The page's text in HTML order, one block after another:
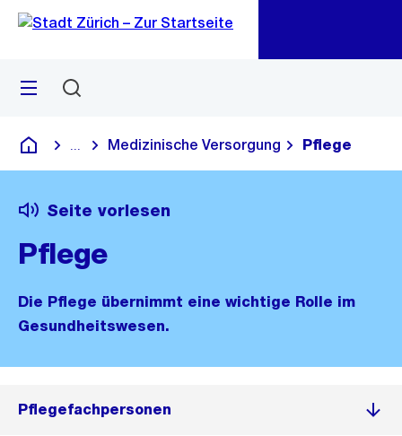
Navigation
Sprunglink
Menü
Deutsch
Blende alle Breadcrumbs ein
Medizinische Versorgung Pflege
Seite vorlesen
Pflege
Die Pflege übernimmt eine wichtige Rolle im
Gesundheitswesen.
Pflegefachpersonen